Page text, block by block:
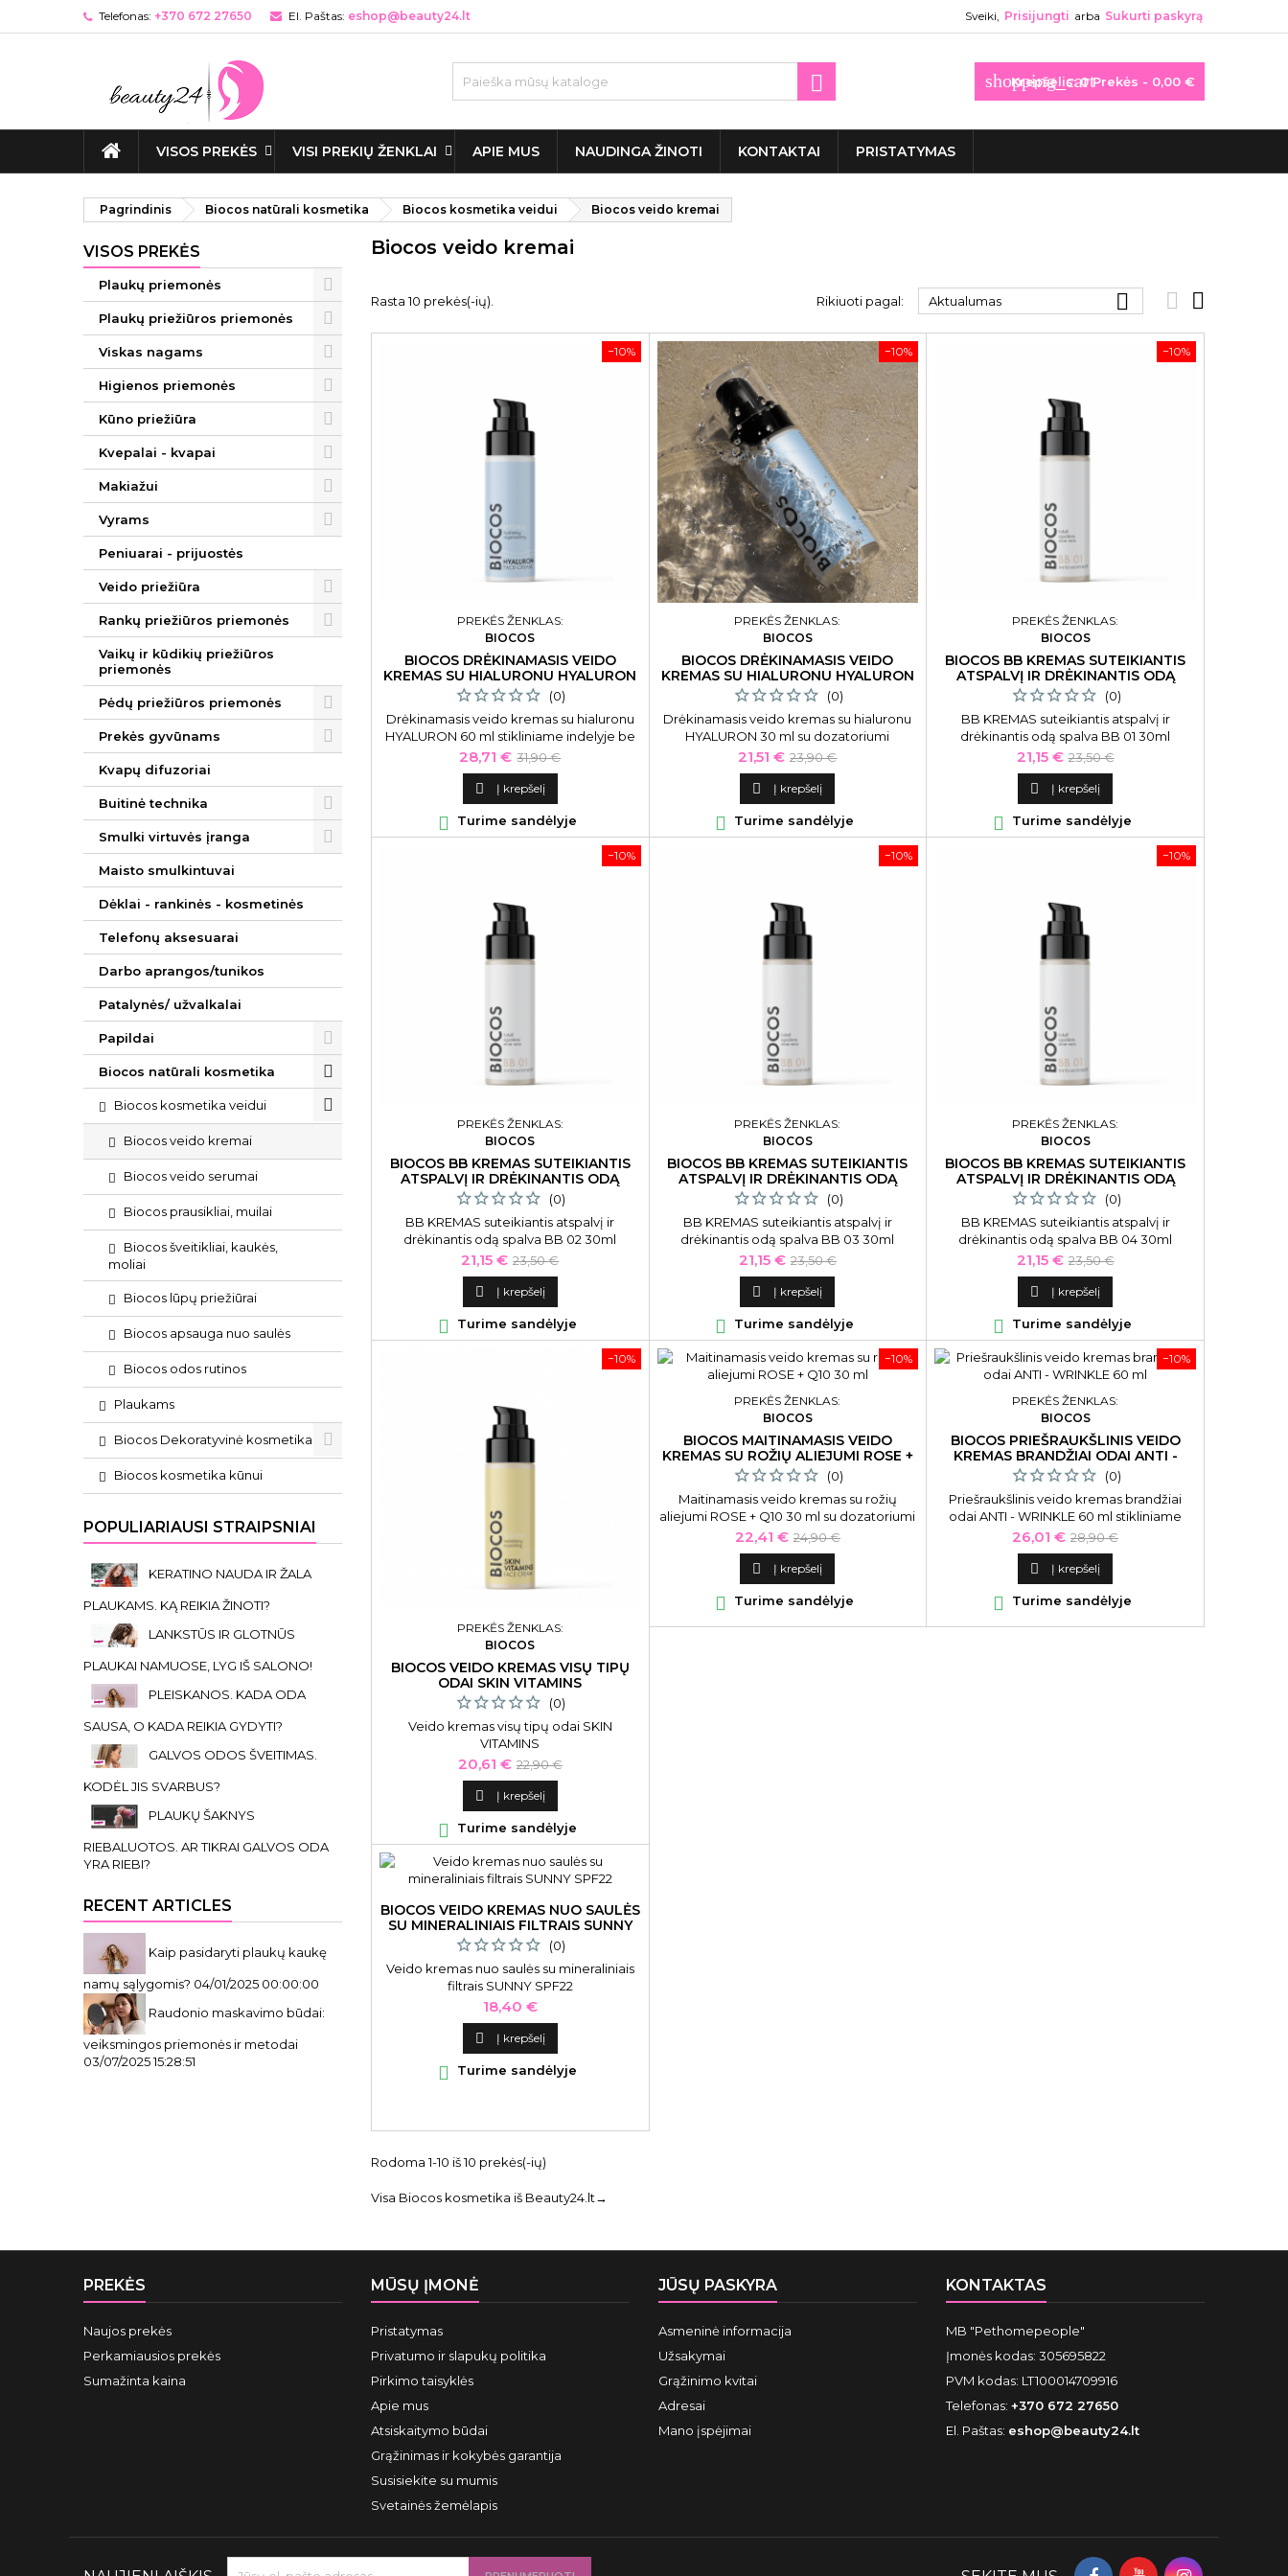
Telefonas: +370 672 27650 El. Paštas: eshop@beauty24.lt Sveiki, Prisijungti arba Sukurti paskyrą
shopping_cart
Krepšelis: 0Prekės - 0,00 €

VISOS PREKĖS VISI PREKIŲ ŽENKLAI APIE MUS NAUDINGA ŽINOTI KONTAKTAI PRISTATYMAS
Pagrindinis Biocos natūrali kosmetika Biocos kosmetika veidui Biocos veido kremai
VISOS PREKĖS
Plaukų priemonės
Plaukų priežiūros priemonės
Viskas nagams
Higienos priemonės
Kūno priežiūra
Kvepalai - kvapai
Makiažui
Vyrams
Peniuarai - prijuostės
Veido priežiūra
Rankų priežiūros priemonės
Vaikų ir kūdikių priežiūros
priemonės
Pėdų priežiūros priemonės
Prekės gyvūnams
Kvapų difuzoriai
Buitinė technika
Smulki virtuvės įranga
Maisto smulkintuvai
Dėklai - rankinės - kosmetinės
Telefonų aksesuarai
Darbo aprangos/tunikos
Patalynės/ užvalkalai
Papildai
Biocos natūrali kosmetika
Biocos kosmetika veidui
Biocos veido kremai
Biocos veido serumai
Biocos prausikliai, muilai
Biocos šveitikliai, kaukės,
moliai
Biocos lūpų priežiūrai
Biocos apsauga nuo saulės
Biocos odos rutinos
Plaukams
Biocos Dekoratyvinė kosmetika
Biocos kosmetika kūnui
POPULIARIAUSI STRAIPSNIAI
KERATINO NAUDA IR ŽALA
PLAUKAMS. KĄ REIKIA ŽINOTI?
LANKSTŪS IR GLOTNŪS
PLAUKAI NAMUOSE, LYG IŠ SALONO!
PLEISKANOS. KADA ODA
SAUSA, O KADA REIKIA GYDYTI?
GALVOS ODOS ŠVEITIMAS.
KODĖL JIS SVARBUS?
PLAUKŲ ŠAKNYS
RIEBALUOTOS. AR TIKRAI GALVOS ODA
YRA RIEBI?
RECENT ARTICLES
Kaip pasidaryti plaukų kaukę
namų sąlygomis? 04/01/2025 00:00:00
Raudonio maskavimo būdai:
veiksmingos priemonės ir metodai
03/07/2025 15:28:51
Biocos veido kremai
Rasta 10 prekės(-ių). Rikiuoti pagal: Aktualumas   
−10%
PREKĖS ŽENKLAS:
BIOCOS
BIOCOS DRĖKINAMASIS VEIDO
KREMAS SU HIALURONU HYALURON
60 ML
(0)
Drėkinamasis veido kremas su hialuronu
HYALURON 60 ml stikliniame indelyje be
dozatoriaus
Kaina
28,71 € Bazinė
kaina
31,90 €
 Į krepšelį
 Turime sandėlyje
−10%
PREKĖS ŽENKLAS:
BIOCOS
BIOCOS DRĖKINAMASIS VEIDO
KREMAS SU HIALURONU HYALURON
30 ML
(0)
Drėkinamasis veido kremas su hialuronu
HYALURON 30 ml su dozatoriumi
Kaina
21,51 € Bazinė
kaina
23,90 €
 Į krepšelį
 Turime sandėlyje
−10%
PREKĖS ŽENKLAS:
BIOCOS
BIOCOS BB KREMAS SUTEIKIANTIS
ATSPALVĮ IR DRĖKINANTIS ODĄ
SPALVA BB 01(0)
BB KREMAS suteikiantis atspalvį ir
drėkinantis odą spalva BB 01 30ml
Kaina
21,15 € Bazinė
kaina
23,50 €
 Į krepšelį
 Turime sandėlyje
−10%
PREKĖS ŽENKLAS:
BIOCOS
BIOCOS BB KREMAS SUTEIKIANTIS
ATSPALVĮ IR DRĖKINANTIS ODĄ
SPALVA BB 02(0)
BB KREMAS suteikiantis atspalvį ir
drėkinantis odą spalva BB 02 30ml
Kaina
21,15 € Bazinė
kaina
23,50 €
 Į krepšelį
 Turime sandėlyje
−10%
PREKĖS ŽENKLAS:
BIOCOS
BIOCOS BB KREMAS SUTEIKIANTIS
ATSPALVĮ IR DRĖKINANTIS ODĄ
SPALVA BB 03(0)
BB KREMAS suteikiantis atspalvį ir
drėkinantis odą spalva BB 03 30ml
Kaina
21,15 € Bazinė
kaina
23,50 €
 Į krepšelį
 Turime sandėlyje
−10%
PREKĖS ŽENKLAS:
BIOCOS
BIOCOS BB KREMAS SUTEIKIANTIS
ATSPALVĮ IR DRĖKINANTIS ODĄ
SPALVA BB 04(0)
BB KREMAS suteikiantis atspalvį ir
drėkinantis odą spalva BB 04 30ml
Kaina
21,15 € Bazinė
kaina
23,50 €
 Į krepšelį
 Turime sandėlyje
−10%
PREKĖS ŽENKLAS:
BIOCOS
BIOCOS VEIDO KREMAS VISŲ TIPŲ
ODAI SKIN VITAMINS
(0)
Veido kremas visų tipų odai SKIN
VITAMINS
Kaina
20,61 € Bazinė
kaina
22,90 €
 Į krepšelį
 Turime sandėlyje
−10%
PREKĖS ŽENKLAS:
BIOCOS
BIOCOS MAITINAMASIS VEIDO
KREMAS SU ROŽIŲ ALIEJUMI ROSE +
Q10 30 ML
(0)
Maitinamasis veido kremas su rožių
aliejumi ROSE + Q10 30 ml su dozatoriumi
Kaina
22,41 € Bazinė
kaina
24,90 €
 Į krepšelį
 Turime sandėlyje
−10%
PREKĖS ŽENKLAS:
BIOCOS
BIOCOS PRIEŠRAUKŠLINIS VEIDO
KREMAS BRANDŽIAI ODAI ANTI -
WRINKLE 60 ML
(0)
Priešraukšlinis veido kremas brandžiai
odai ANTI - WRINKLE 60 ml stikliniame
indelyje be dozatoriaus
Kaina
26,01 € Bazinė
kaina
28,90 €
 Į krepšelį
 Turime sandėlyje
BIOCOS VEIDO KREMAS NUO SAULĖS
SU MINERALINIAIS FILTRAIS SUNNY
SPF22
(0)
Veido kremas nuo saulės su mineraliniais
filtrais SUNNY SPF22
Kaina
18,40 €
 Į krepšelį
 Turime sandėlyje
Rodoma 1-10 iš 10 prekės(-ių)
Visa Biocos kosmetika iš Beauty24.lt→
PREKĖS
Naujos prekės
Perkamiausios prekės
Sumažinta kaina
MŪSŲ ĮMONĖ
Pristatymas
Privatumo ir slapukų politika
Pirkimo taisyklės
Apie mus
Atsiskaitymo būdai
Grąžinimas ir kokybės garantija
Susisiekite su mumis
Svetainės žemėlapis
JŪSŲ PASKYRA
Asmeninė informacija
Užsakymai
Grąžinimo kvitai
Adresai
Mano įspėjimai
KONTAKTAS
MB "Pethomepeople"
Įmonės kodas: 305695822
PVM kodas: LT100014709916
Telefonas: +370 672 27650
El. Paštas: eshop@beauty24.lt